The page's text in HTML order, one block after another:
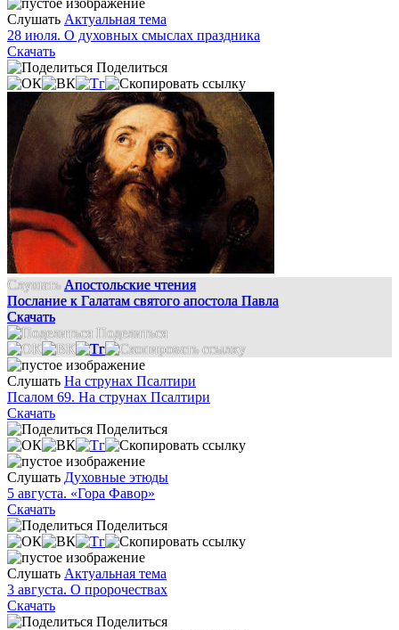
Слушать Актуальная тема
28 июля. О духовных смыслах праздника
Скачать
Поделиться
Слушать Апостольские чтения
Послание к Галатам святого апостола Павла
Скачать
Поделиться
Слушать На струнах Псалтири
Псалом 69. На струнах Псалтири
Скачать
Поделиться
Слушать Духовные этюды
5 августа. «Гора Фавор»
Скачать
Поделиться
Слушать Актуальная тема
3 августа. О пророчествах
Скачать
Поделиться